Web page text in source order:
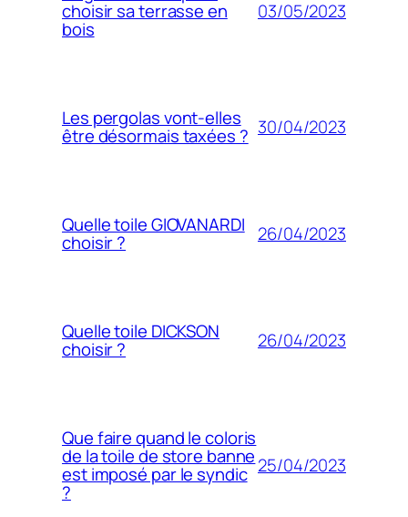
choisir sa terrasse en
bois
03/05/2023
Les pergolas vont-elles
être désormais taxées ? 30/04/2023
Quelle toile GIOVANARDI
choisir ? 26/04/2023
Quelle toile DICKSON
choisir ? 26/04/2023
Que faire quand le coloris
de la toile de store banne
est imposé par le syndic
?
25/04/2023